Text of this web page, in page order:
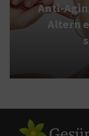
Anti-
Altern